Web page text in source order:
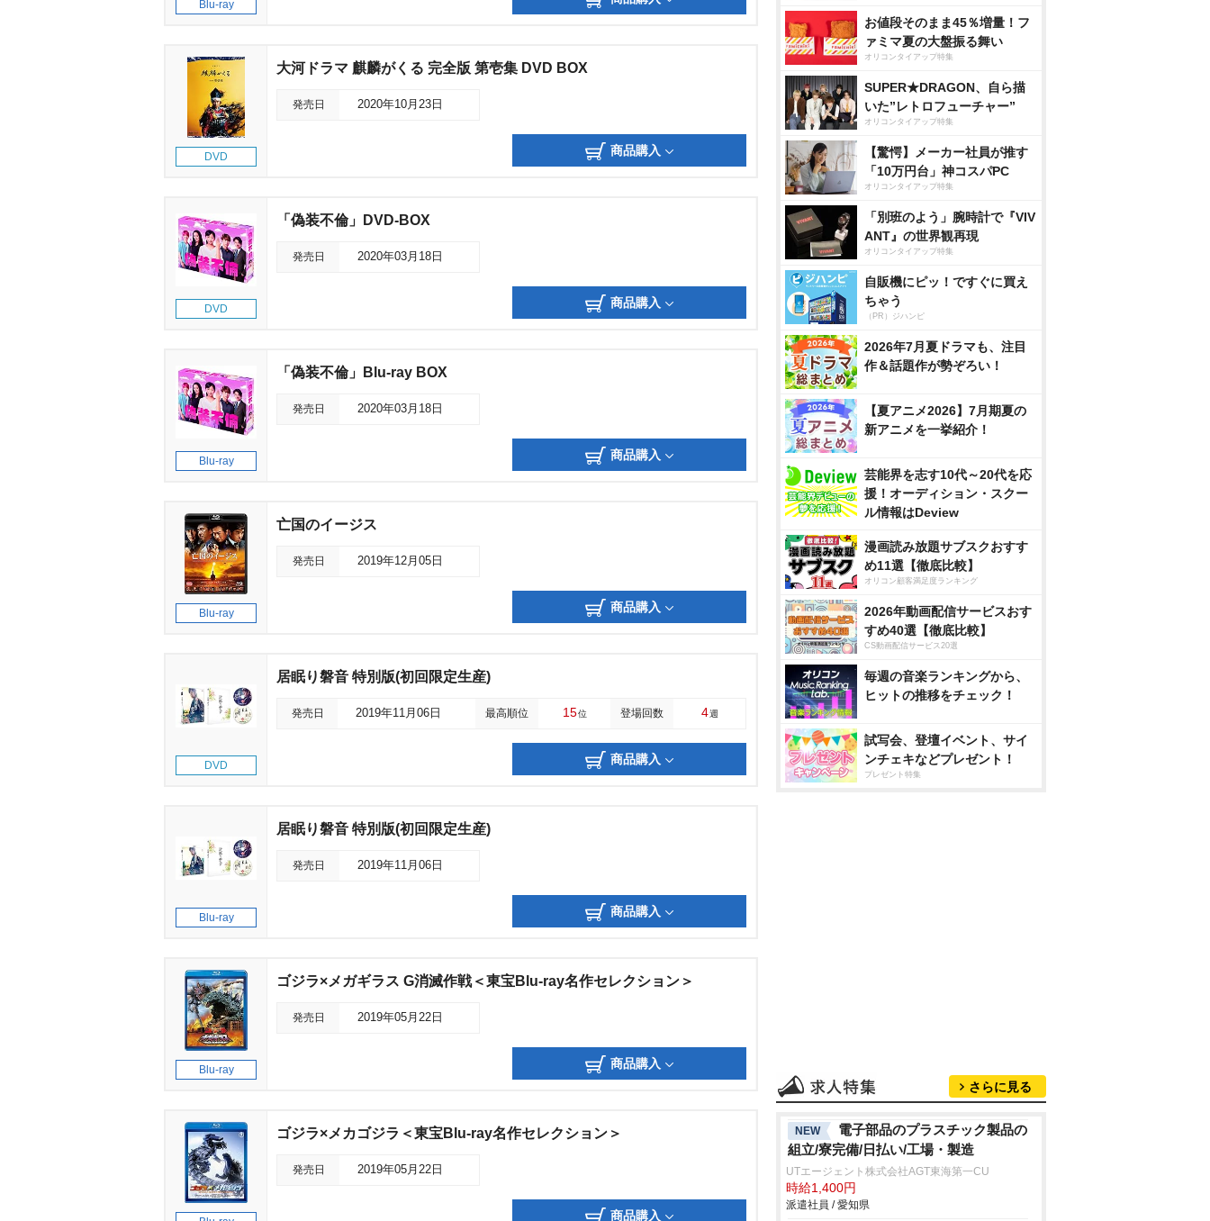
Blu-ray
DVD
大河ドラマ 麒麟がくる 完全版 第壱集 DVD BOX
発売日 2020年10月23日
商品購入
DVD
「偽装不倫」DVD-BOX
発売日 2020年03月18日
商品購入
Blu-ray
「偽装不倫」Blu-ray BOX
発売日 2020年03月18日
商品購入
Blu-ray
亡国のイージス
発売日 2019年12月05日
商品購入
DVD
居眠り磐音 特別版(初回限定生産)
発売日 2019年11月06日 最高順位 15位 登場回数 4週
商品購入
Blu-ray
居眠り磐音 特別版(初回限定生産)
発売日 2019年11月06日
商品購入
Blu-ray
ゴジラ×メガギラス G消滅作戦＜東宝Blu-ray名作セレクション＞
発売日 2019年05月22日
商品購入
ゴジラ×メカゴジラ＜東宝Blu-ray名作セレクション＞
発売日 2019年05月22日
商品購入
お値段そのまま45％増量！フ
ァミマ夏の大盤振る舞い
オリコンタイアップ特集
SUPER★DRAGON、自ら描
いた”レトロフューチャー”
オリコンタイアップ特集
【驚愕】メーカー社員が推す
「10万円台」神コスパPC
オリコンタイアップ特集
「別班のよう」腕時計で『VIV
ANT』の世界観再現
オリコンタイアップ特集
自販機にピッ！ですぐに買え
ちゃう
（PR）ジハンピ
2026年7月夏ドラマも、注目
作＆話題作が勢ぞろい！
【夏アニメ2026】7月期夏の
新アニメを一挙紹介！
芸能界を志す10代～20代を応
援！オーディション・スクー
ル情報はDeview
漫画読み放題サブスクおすす
め11選【徹底比較】
オリコン顧客満足度ランキング
2026年動画配信サービスおす
すめ40選【徹底比較】
CS動画配信サービス20選
毎週の音楽ランキングから、
ヒットの推移をチェック！
試写会、登壇イベント、サイ
ンチェキなどプレゼント！
プレゼント特集
さらに見る
NEW
電子部品のプラスチック製品の
組立/寮完備/日払い/工場・製造
UTエージェント株式会社AGT東海第一CU
時給1,400円
派遣社員 / 愛知県